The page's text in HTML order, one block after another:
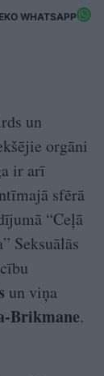
WHATSAPP
un
orgāni
ir arī
sfērā
“Ceļā
Seksuālās
un viņa
Brikmane.